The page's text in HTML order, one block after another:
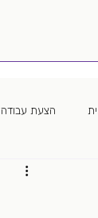
הצעת עבודה
מיתון